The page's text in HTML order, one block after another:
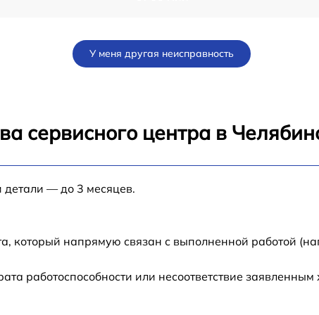
от 60 мин
У меня другая неисправность
сервисного центра в
детали — до 3 месяцев.
который напрямую связан с выполненной работой
работоспособности или несоответствие